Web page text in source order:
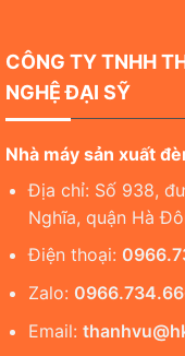
CÔNG TY TNHH
NGHỆ ĐẠI SỸ
Nhà máy sản xuất
Địa chỉ: Số 938,
Nghĩa, quận Hà
Điện thoại:
Zalo:
Email: